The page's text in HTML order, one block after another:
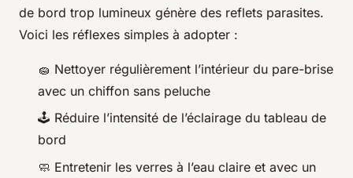
de bord trop lumineux génère des reflets parasites.
Voici les réflexes simples à adopter :
🧽 Nettoyer régulièrement l’intérieur du pare-brise
avec un chiffon sans peluche
🕹️ Réduire l’intensité de l’éclairage du tableau de
bord
🧼 Entretenir les verres à l’eau claire et avec un